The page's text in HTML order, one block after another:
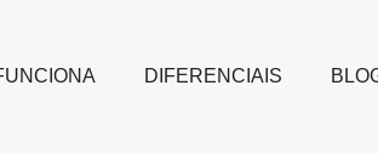
DIFERENCIAIS